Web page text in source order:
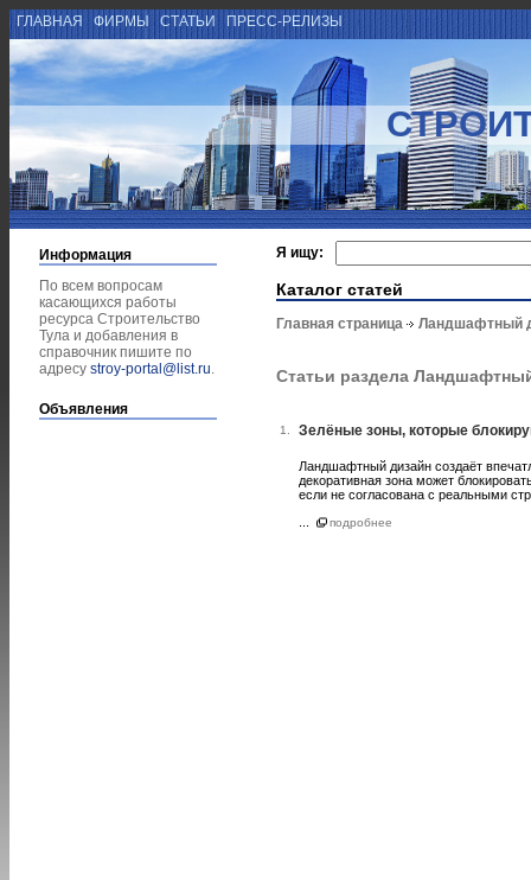
ГЛАВНАЯ ФИРМЫ СТАТЬИ ПРЕСС-РЕЛИЗЫ
Информация
По всем вопросам
касающихся работы
ресурса Строительство
Тула и добавления в
справочник пишите по
адресу stroy-portal@list.ru.
Объявления
Я ищу:
Каталог статей
Главная страница Ландшафтный
Статьи раздела
1. Зелёные зоны, которые
Ландшафтный дизайн создаёт
декоративная зона может
если не согласована с реальными
подробнее